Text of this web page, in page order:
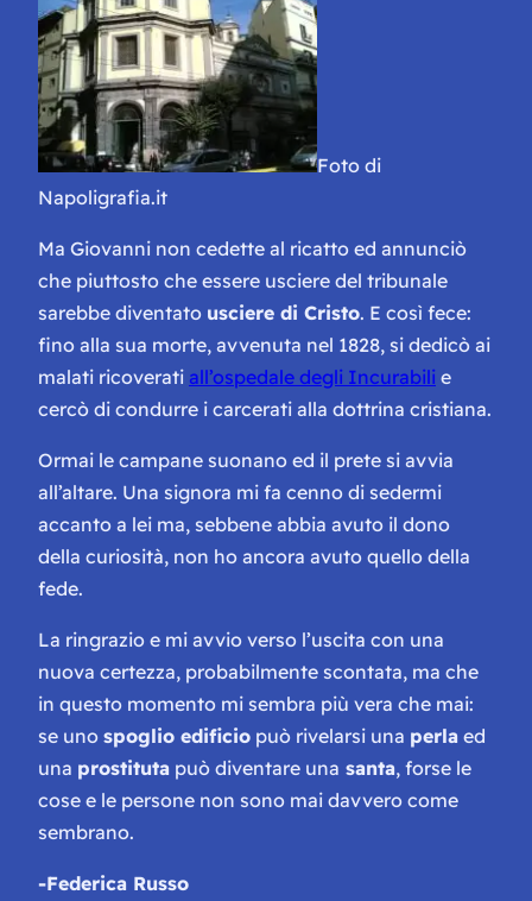
Foto di
Napoligrafia.it
Ma Giovanni non cedette al ricatto ed annunciò
che piuttosto che essere usciere del tribunale
sarebbe diventato usciere di Cristo. E così fece:
fino alla sua morte, avvenuta nel 1828, si dedicò ai
malati ricoverati all’ospedale degli Incurabili e
cercò di condurre i carcerati alla dottrina cristiana.
Ormai le campane suonano ed il prete si avvia
all’altare. Una signora mi fa cenno di sedermi
accanto a lei ma, sebbene abbia avuto il dono
della curiosità, non ho ancora avuto quello della
fede.
La ringrazio e mi avvio verso l’uscita con una
nuova certezza, probabilmente scontata, ma che
in questo momento mi sembra più vera che mai:
se uno spoglio edificio può rivelarsi una perla ed
una prostituta può diventare una santa, forse le
cose e le persone non sono mai davvero come
sembrano.
-Federica Russo